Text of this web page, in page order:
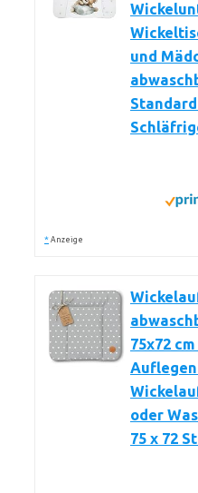
und
* Anzeige
75x72
oder
75 x 72